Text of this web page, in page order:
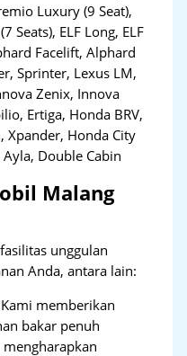
Luxury (9 Seat),
Seats), ELF Long, ELF
Facelift, Alphard
Sprinter, Lexus LM,
Zenix, Innova
Ertiga, Honda BRV,
Xpander, Honda City
Double Cabin
Malang
unggulan
Anda, antara lain:
memberikan
bakar penuh